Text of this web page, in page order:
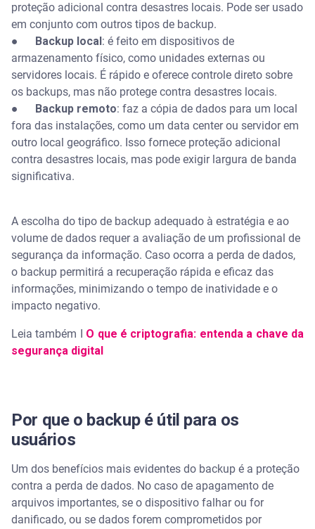
proteção adicional contra desastres locais. Pode ser usado
em conjunto com outros tipos de backup.
●
Backup local : é feito em dispositivos de
armazenamento físico, como unidades externas ou
servidores locais. É rápido e oferece controle direto sobre
os backups, mas não protege contra desastres locais.
●
Backup remoto: faz a cópia de dados para um local
fora das instalações, como um data center ou servidor em
outro local geográfico. Isso fornece proteção adicional
contra desastres locais, mas pode exigir largura de banda
significativa.
A escolha do tipo de backup adequado à estratégia e ao
volume de dados requer a avaliação de um profissional de
segurança da informação. Caso ocorra a perda de dados,
o backup permitirá a recuperação rápida e eficaz das
informações, minimizando o tempo de inatividade e o
impacto negativo.
Leia também I O que é criptografia: entenda a chave da
segurança digital
Por que o backup é útil para os
usuários
Um dos benefícios mais evidentes do backup é a proteção
contra a perda de dados. No caso de apagamento de
arquivos importantes, se o dispositivo falhar ou for
danificado, ou se dados forem comprometidos por